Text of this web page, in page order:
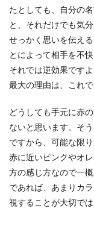
たとしても、自分の
と、それだけでも気
せっかく思いを伝え
とによって相手を不
それでは逆効果です
最大の理由は、これで
どうしても手元に赤
ないと思います。そ
ですから、可能な限
赤に近いピンクやオ
方の感じ方なので一
であれば、あまりカ
視することが大切では